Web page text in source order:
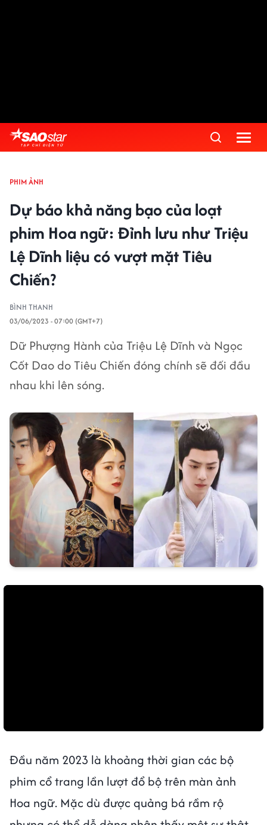
PHIM ẢNH
Dự báo khả năng bạo của loạt
phim Hoa ngữ: Đỉnh lưu như Triệu
Lệ Dĩnh liệu có vượt mặt Tiêu
Chiến?
BÌNH THANH
03/06/2023 - 07:00 (GMT+7)
Dữ Phượng Hành của Triệu Lệ Dĩnh và Ngọc
Cốt Dao do Tiêu Chiến đóng chính sẽ đối đầu
nhau khi lên sóng.
Đầu năm 2023 là khoảng thời gian các bộ
phim cổ trang lần lượt đổ bộ trên màn ảnh
Hoa ngữ. Mặc dù được quảng bá rầm rộ